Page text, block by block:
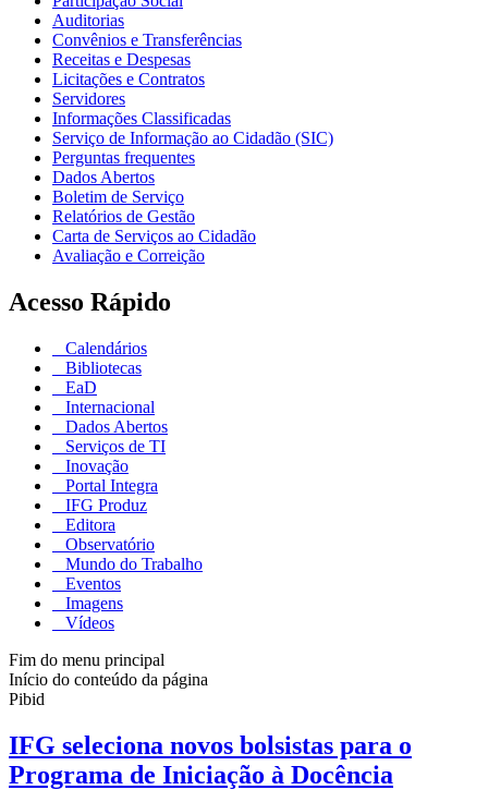
Auditorias
Convênios e Transferências
Receitas e Despesas
Licitações e Contratos
Servidores
Informações Classificadas
Serviço de Informação ao Cidadão (SIC)
Perguntas frequentes
Dados Abertos
Boletim de Serviço
Relatórios de Gestão
Carta de Serviços ao Cidadão
Avaliação e Correição
Acesso Rápido
Calendários
Bibliotecas
EaD
Internacional
Dados Abertos
Serviços de TI
Inovação
Portal Integra
IFG Produz
Editora
Observatório
Mundo do Trabalho
Eventos
Imagens
Vídeos
Fim do menu principal
Início do conteúdo da página
Pibid
IFG seleciona novos bolsistas para o
Programa de Iniciação à Docência